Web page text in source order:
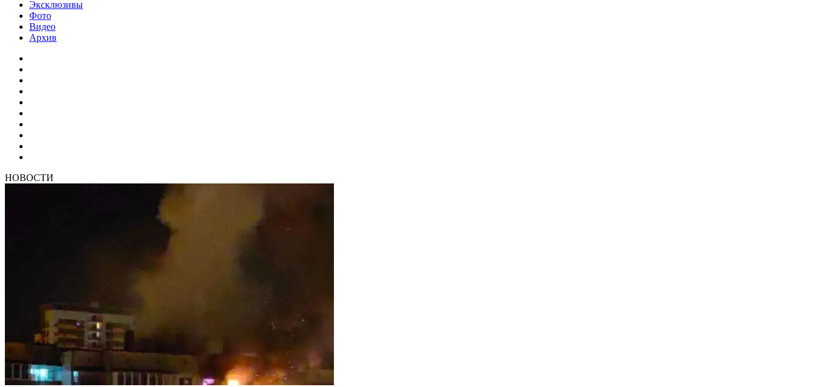
Эксклюзивы
Фото
Видео
Архив
НОВОСТИ